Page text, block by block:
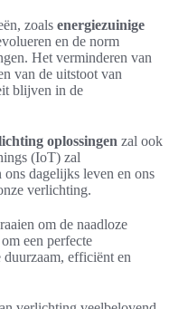
zoals energiezuinige
en de norm
Het verminderen van
van de uitstoot van
blijven in de
oplossingen zal ook
(IoT) zal
dagelijks leven en ons
verlichting.
om de naadloze
een perfecte
efficiënt en